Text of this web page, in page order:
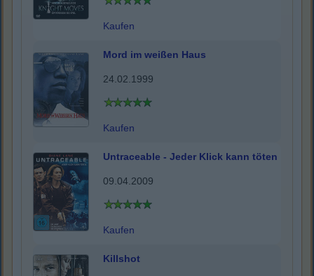
Kaufen
Mord im weißen Haus
24.02.1999
Kaufen
Untraceable - Jeder Klick kann töten
09.04.2009
Kaufen
Killshot